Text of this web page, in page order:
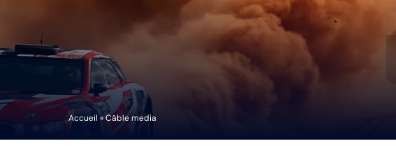
Accueil»Câble media